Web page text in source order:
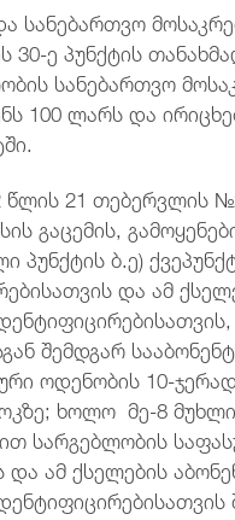
30-ე პუნქტის
სანებართვო
100 ლარს და
21 თებერვლის
გაცემის,
პუნქტის ბ.ე)
და ამ
შემდგარ
ოდენობის 10-
ხოლო მე-8
სარგებლობის
და ამ ქსელების